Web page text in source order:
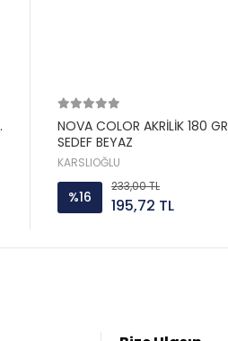
NOVA COLOR AKRİLİK 180 GR
SEDEF BEYAZ
KARSLIOĞLU
%16
233,00 TL
195,72 TL